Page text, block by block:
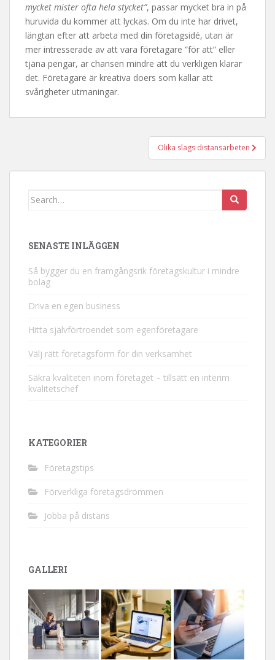
mycket mister ofta hela stycket”, passar mycket bra in på
huruvida du kommer att lyckas. Om du inte har drivet,
längtan efter att arbeta med din företagsidé, utan är
mer intresserade av att vara företagare ”för att” eller
tjäna pengar, är chansen mindre att du verkligen klarar
det. Företagare är kreativa doers som kallar att
svårigheter utmaningar.
Olika slags distansarbeten
Search
SENASTE INLÄGGEN
Så bygger du en framgångsrik företagskultur i mindre
bolag
Driva en egen business
Hitta självförtroendet som egenföretagare
Välj rätt företagsform för din verksamhet
Säkra kvaliteten inom företaget – tillsätt en interim
kvalitetschef
KATEGORIER
Företagstips
Förverkliga företagsdrömmen
Jobba på distans
GALLERI